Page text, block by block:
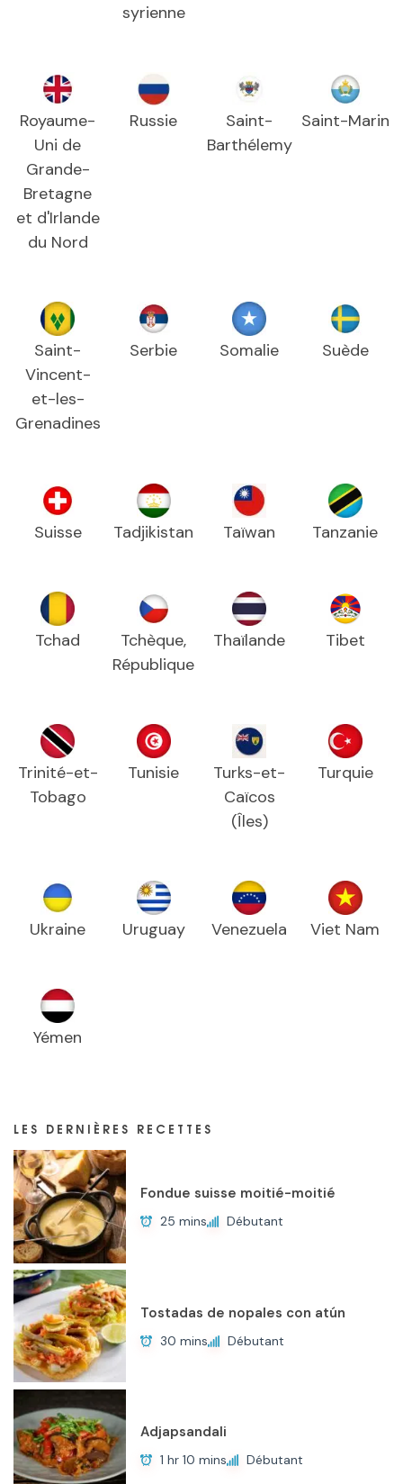
syrienne
Royaume-
Uni de
Grande-
Bretagne
et d'Irlande
du Nord
Russie
Saint-
Barthélemy
Saint-Marin
Saint-
Vincent-
et-les-
Grenadines
Serbie Somalie Suède
Suisse Tadjikistan Taïwan Tanzanie
Tchad
Tchèque,
République
Thaïlande Tibet
Trinité-et-
Tobago
Tunisie
Turks-et-
Caïcos
(Îles)
Turquie
Ukraine Uruguay Venezuela Viet Nam
Yémen
LES DERNIÈRES RECETTES
Fondue suisse moitié-moitié
25 mins Débutant
Tostadas de nopales con atún
30 mins Débutant
Adjapsandali
1 hr 10 mins Débutant